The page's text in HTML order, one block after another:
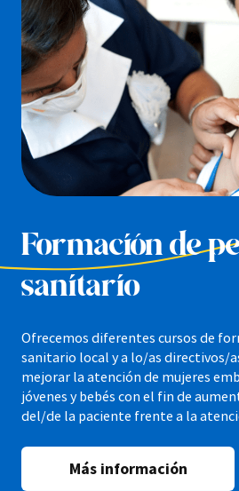
Formación de
sanitario
Ofrecemos diferentes cursos de
sanitario local y a lo/as directivos/
mejorar la atención de mujeres
jóvenes y bebés con el fin de
del/de la paciente frente a la
Más información